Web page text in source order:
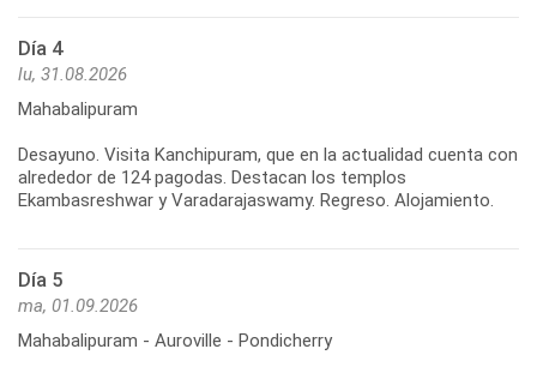
Día 4
lu, 31.08.2026
Mahabalipuram
Desayuno. Visita Kanchipuram, que en la actualidad cuenta con
alrededor de 124 pagodas. Destacan los templos
Ekambasreshwar y Varadarajaswamy. Regreso. Alojamiento.
Día 5
ma, 01.09.2026
Mahabalipuram - Auroville - Pondicherry